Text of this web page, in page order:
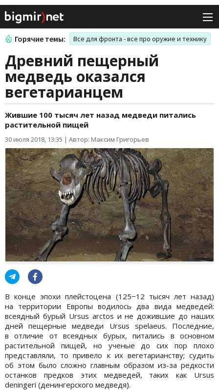
Горячие темы: Все для фронта - все про оружие и технику
Древний пещерный
медведь оказался
вегетарианцем
Жившие 100 тысяч лет назад медведи питались
растительной пищей
30 июля 2018, 13:35 | Автор: Максим Григорьев
В конце эпохи плейстоцена (125−12 тысяч лет назад)
на территории Европы водилось два вида медведей:
всеядный бурый Ursus arctos и не дожившие до наших
дней пещерные медведи Ursus spelaeus. Последние,
в отличие от всеядных бурых, питались в основном
растительной пищей, но ученые до сих пор плохо
представляли, то привело к их вегетарианству; судить
об этом было сложно главным образом из-за редкости
останков предков этих медведей, таких как Ursus
deningeri (денингерского медведя).